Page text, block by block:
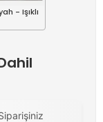
- Işıklı